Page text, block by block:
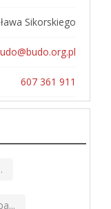
Sikorskiego
607 361 911